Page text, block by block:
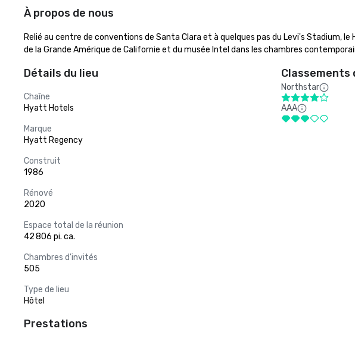
À propos de nous
Relié au centre de conventions de Santa Clara et à quelques pas du Levi's Stadium,
de la Grande Amérique de Californie et du musée Intel dans les chambres
Détails du lieu
Chaîne
Hyatt Hotels
Marque
Hyatt Regency
Construit
1986
Rénové
2020
Espace total de la réunion
42 806 pi. ca.
Chambres d'invités
505
Type de lieu
Hôtel
Classements
Northstar
AAA
Prestations